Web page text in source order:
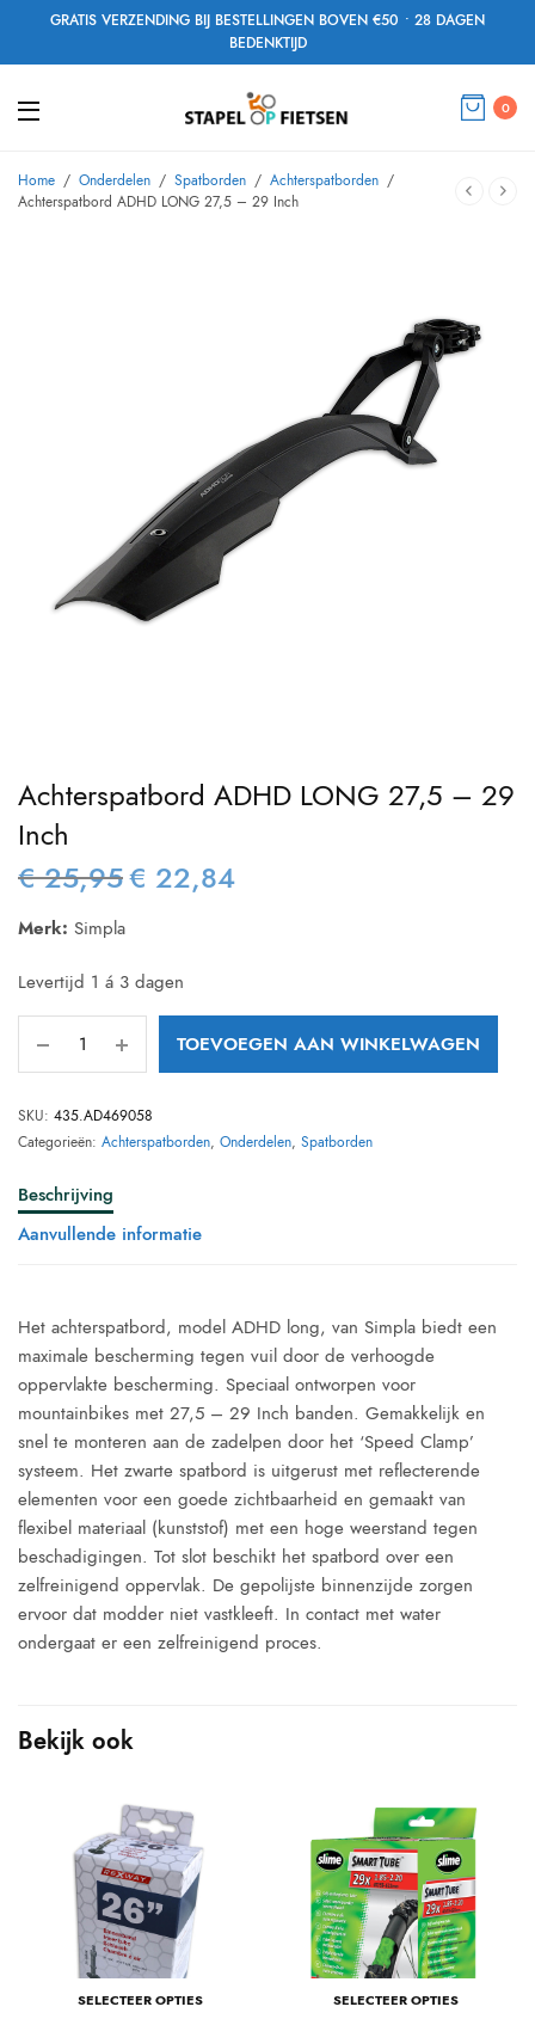
GRATIS VERZENDING BIJ BESTELLINGEN BOVEN €50 • 28 DAGEN
BEDENKTIJD
0
Home / Onderdelen / Spatborden / Achterspatborden /
Achterspatbord ADHD LONG 27,5 – 29 Inch
Achterspatbord ADHD LONG 27,5 – 29
Inch
€25,95 Oorspronkelijke
€ 22,84Huidige
Merk: Simpla
Levertijd 1 á 3 dagen
TOEVOEGEN AAN WINKELWAGEN
SKU: 435.AD469058
Categorieën: Achterspatborden, Onderdelen, Spatborden
Beschrijving
Aanvullende informatie
Het achterspatbord, model ADHD long, van Simpla biedt een
maximale bescherming tegen vuil door de verhoogde
oppervlakte bescherming. Speciaal ontworpen voor
mountainbikes met 27,5 – 29 Inch banden. Gemakkelijk en
snel te monteren aan de zadelpen door het ‘Speed Clamp’
systeem. Het zwarte spatbord is uitgerust met reflecterende
elementen voor een goede zichtbaarheid en gemaakt van
flexibel materiaal (kunststof) met een hoge weerstand tegen
beschadigingen. Tot slot beschikt het spatbord over een
zelfreinigend oppervlak. De gepolijste binnenzijde zorgen
ervoor dat modder niet vastkleeft. In contact met water
ondergaat er een zelfreinigend proces.
Bekijk ook
SELECTEER OPTIES SELECTEER OPTIES